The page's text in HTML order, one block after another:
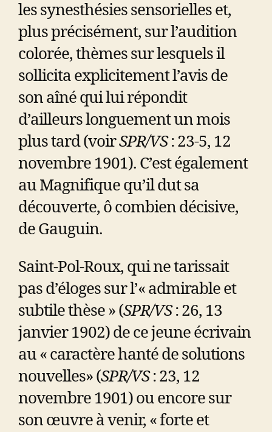
les synesthésies sensorielles et,
plus précisément, sur l’audition
colorée, thèmes sur lesquels il
sollicita explicitement l’avis de
son aîné qui lui répondit
d’ailleurs longuement un mois
plus tard (voirSPR/VS: 23-5, 12
novembre 1901). C’est également
au Magnifique qu’il dut sa
découverte, ô combien décisive,
de Gauguin.
Saint-Pol-Roux, qui ne tarissait
pas d’éloges sur l’« admirable et
subtile thèse » (SPR/VS: 26, 13
janvier 1902) de ce jeune écrivain
au « caractère hanté de solutions
nouvelles» (SPR/VS: 23, 12
novembre 1901) ou encore sur
son œuvre à venir, « forte et